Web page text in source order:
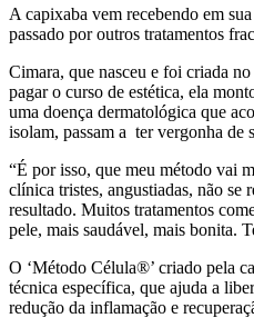
A capixaba vem recebendo em
passado por outros tratamentos
Cimara, que nasceu e foi criada
pagar o curso de estética, ela
uma doença dermatológica que
isolam, passam a ter vergonha de
“É por isso, que meu método vai
clínica tristes, angustiadas, não se
resultado. Muitos tratamentos
pele, mais saudável, mais bonita.
O ‘Método Célula®’ criado pela
técnica específica, que ajuda a
redução da inflamação e